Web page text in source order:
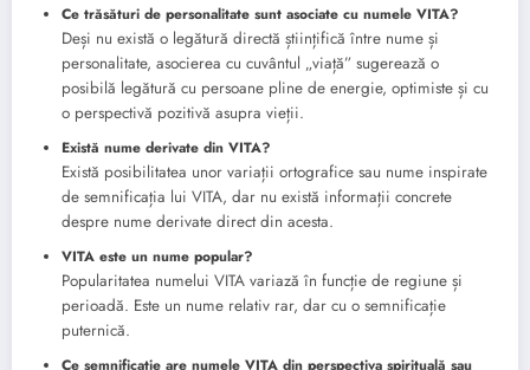
Ce trăsături de personalitate sunt asociate cu numele VITA?
Deși nu există o legătură directă științifică între nume și
personalitate, asocierea cu cuvântul „viață” sugerează o
posibilă legătură cu persoane pline de energie, optimiste și cu
o perspectivă pozitivă asupra vieții.
Există nume derivate din VITA?
Există posibilitatea unor variații ortografice sau nume inspirate
de semnificația lui VITA, dar nu există informații concrete
despre nume derivate direct din acesta.
VITA este un nume popular?
Popularitatea numelui VITA variază în funcție de regiune și
perioadă. Este un nume relativ rar, dar cu o semnificație
puternică.
Ce semnificație are numele VITA din perspectiva spirituală sau